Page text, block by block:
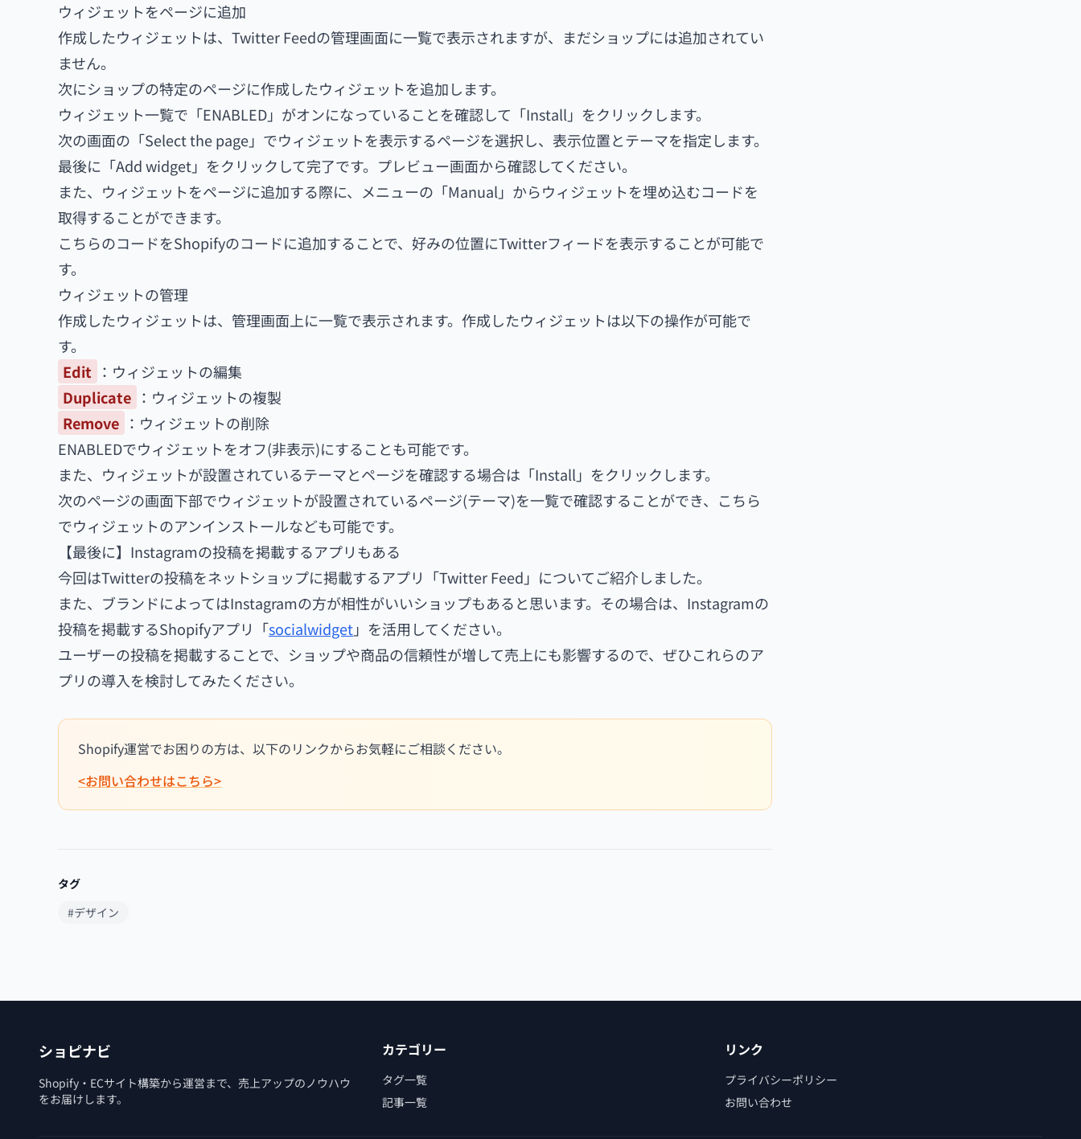
ウィジェットをページに追加
作成したウィジェットは、Twitter Feedの管理画面に一覧で表示されますが、まだショップには追加されてい
ません。
次にショップの特定のページに作成したウィジェットを追加します。
ウィジェット一覧で「ENABLED」がオンになっていることを確認して「Install」をクリックします。
次の画面の「Select the page」でウィジェットを表示するページを選択し、表示位置とテーマを指定します。
最後に「Add widget」をクリックして完了です。プレビュー画面から確認してください。
また、ウィジェットをページに追加する際に、メニューの「Manual」からウィジェットを埋め込むコードを
取得することができます。
こちらのコードをShopifyのコードに追加することで、好みの位置にTwitterフィードを表示することが可能で
す。
ウィジェットの管理
作成したウィジェットは、管理画面上に一覧で表示されます。作成したウィジェットは以下の操作が可能で
す。
Edit ：ウィジェットの編集
Duplicate ：ウィジェットの複製
Remove ：ウィジェットの削除
ENABLEDでウィジェットをオフ(非表示)にすることも可能です。
また、ウィジェットが設置されているテーマとページを確認する場合は「Install」をクリックします。
次のページの画面下部でウィジェットが設置されているページ(テーマ)を一覧で確認することができ、こちら
でウィジェットのアンインストールなども可能です。
【最後に】Instagramの投稿を掲載するアプリもある
今回はTwitterの投稿をネットショップに掲載するアプリ「Twitter Feed」についてご紹介しました。
また、ブランドによってはInstagramの方が相性がいいショップもあると思います。その場合は、Instagramの
投稿を掲載するShopifyアプリ「socialwidget」を活用してください。
ユーザーの投稿を掲載することで、ショップや商品の信頼性が増して売上にも影響するので、ぜひこれらのア
プリの導入を検討してみたください。
Shopify運営でお困りの方は、以下のリンクからお気軽にご相談ください。
<お問い合わせはこちら>
タグ
#デザイン
ショピナビ
Shopify・ECサイト構築から運営まで、売上アップのノウハウ
をお届けします。
カテゴリー
タグ一覧
記事一覧
リンク
プライバシーポリシー
お問い合わせ